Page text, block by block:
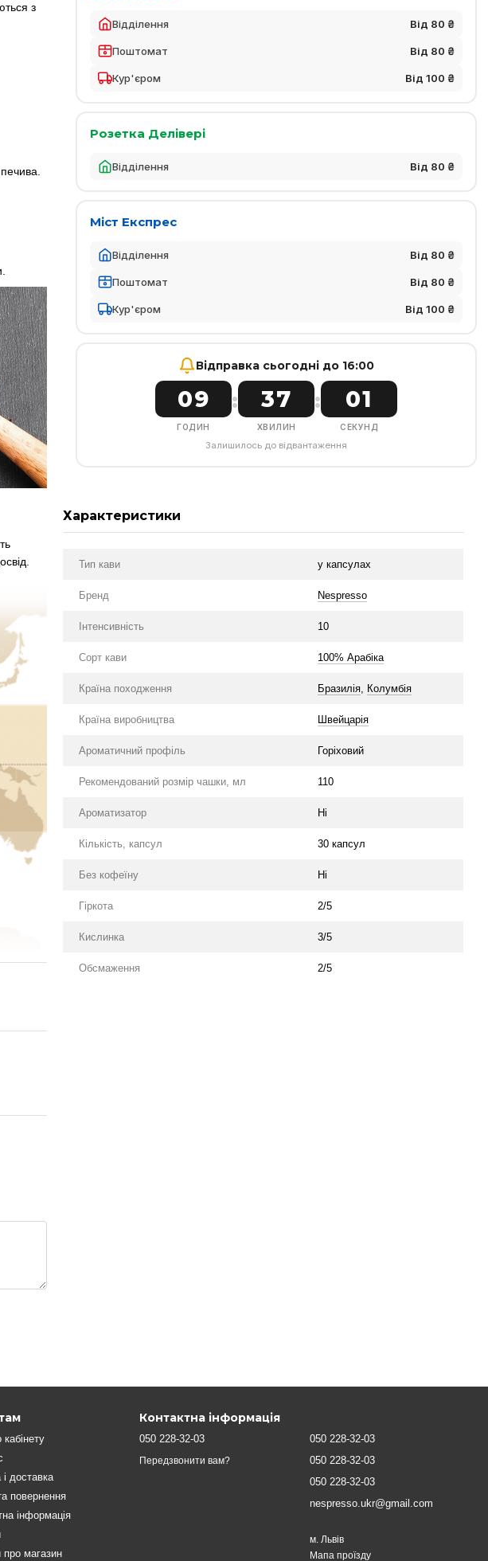
з
Відділення Від 80 ₴
Поштомат Від 80 ₴
Кур'єром Від 100 ₴
Розетка Делівері
Відділення Від 80 ₴
Міст Експрес
Відділення Від 80 ₴
Поштомат Від 80 ₴
Кур'єром Від 100 ₴
Відправка сьогодні до 16:00
09
ГОДИН
: 37
ХВИЛИН
: 00
СЕКУНД
Залишилось до відвантаження
Характеристики
Тип кави у капсулах
Бренд Nespresso
Інтенсивність 10
Сорт кави 100% Арабіка
Країна походження Бразилія, Колумбія
Країна виробництва Швейцарія
Ароматичний профіль Горіховий
Рекомендований розмір чашки, мл 110
Ароматизатор Ні
Кількість, капсул 30 капсул
Без кофеїну Ні
Гіркота 2/5
Кислинка 3/5
Обсмаження 2/5
кабінету
доставка
повернення
інформація
про магазин
Контактна інформація
050 228-32-03
Передзвонити вам?
050 228-32-03
050 228-32-03
050 228-32-03
nespresso.ukr@gmail.com
м. Львів
Мапа проїзду